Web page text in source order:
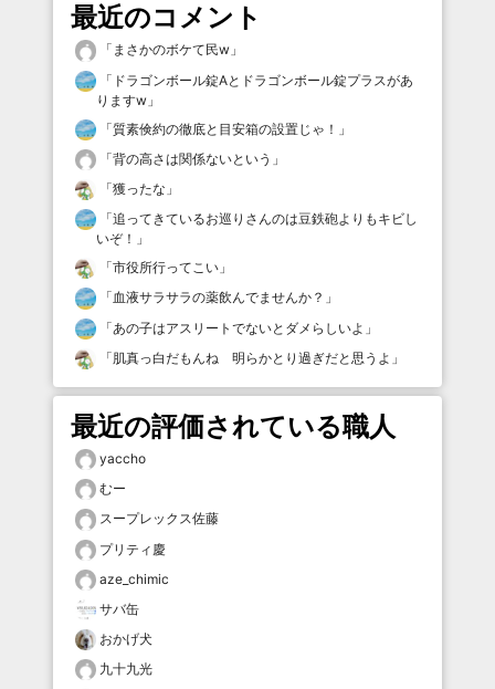
最近のコメント
「 まさかのボケて民w 」
「 ドラゴンボール錠Aとドラゴンボール錠プラスがあ
りますw 」
「質素倹約の徹底と目安箱の設置じゃ！ 」
「背の高さは関係ないという 」
「獲ったな 」
「追ってきているお巡りさんのは豆鉄砲よりもキビし
いぞ！ 」
「市役所行ってこい 」
「血液サラサラの薬飲んでませんか？ 」
「あの子はアスリートでないとダメらしいよ 」
「肌真っ白だもんね 明らかとり過ぎだと思うよ 」
最近の評価されている職人
yaccho
むー
スープレックス佐藤
プリティ慶
aze_chimic
サバ缶
おかげ犬
九十九光